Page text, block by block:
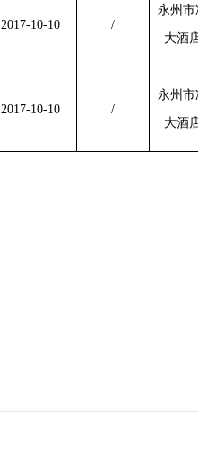
2017-10-10 /
永州
大酒
2017-10-10 /
永州
大酒